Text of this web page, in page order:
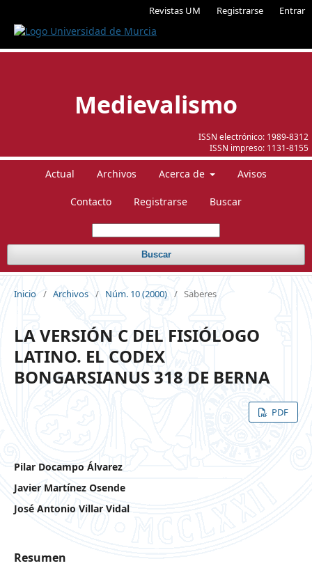
Revistas UM Registrarse Entrar
ISSN electrónico: 1989-8312
ISSN impreso: 1131-8155
Medievalismo
Actual Archivos Acerca de Avisos
Contacto Registrarse Buscar
Buscar
Inicio / Archivos / Núm. 10 (2000) / Saberes
LA VERSIÓN C DEL FISIÓLOGO
LATINO. EL CODEX
BONGARSIANUS 318 DE BERNA
PDF
Pilar Docampo Álvarez
Javier Martínez Osende
José Antonio Villar Vidal
Resumen